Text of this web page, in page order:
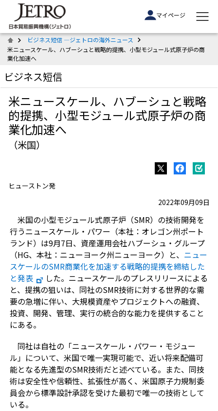
マイページ
ビジネス短信 ―ジェトロの海外ニュース
米ニュースケール、ハブーシュと戦略的提携、小型モジュール式原子炉の商
業化加速へ
ビジネス短信
米ニュースケール、ハブーシュと戦略
的提携、小型モジュール式原子炉の商
業化加速へ
（米国）
ヒューストン発
2022年09月09日
米国の小型モジュール式原子炉（SMR）の技術開発を
行うニュースケール・パワー（本社：オレゴン州ポート
ランド）は9月7日、資産運用会社ハブーシュ・グループ
（HG、本社：ニューヨーク州ニューヨーク）と、 ニュー
スケールのSMR商業化を加速する戦略的提携を締結した
と発表
した。ニュースケールのプレスリリースによる
と、提携の狙いは、同社のSMR技術に対する世界的な需
要の急増に伴い、大規模資産やプロジェクトへの融資、
投資、開発、管理、実行の統合的な能力を提供すること
にある。
同社は自社の「ニュースケール・パワー・モジュー
ル」について、米国で唯一実現可能で、近い将来配備可
能となる先進型のSMR技術だと述べている。また、同技
術は安全性や信頼性、拡張性が高く、米国原子力規制委
員会から標準設計承認を受けた最初で唯一の技術として
いる。